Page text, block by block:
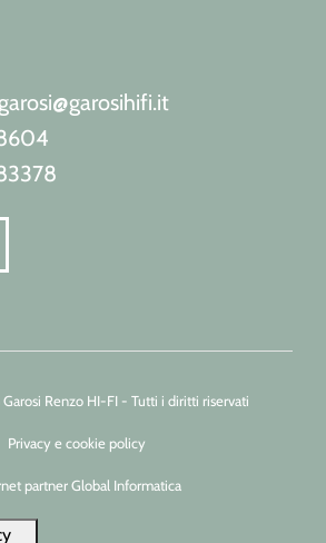
Renzo HI-FI - Tutti i diritti riservati
Privacy e cookie policy
partner Global Informatica